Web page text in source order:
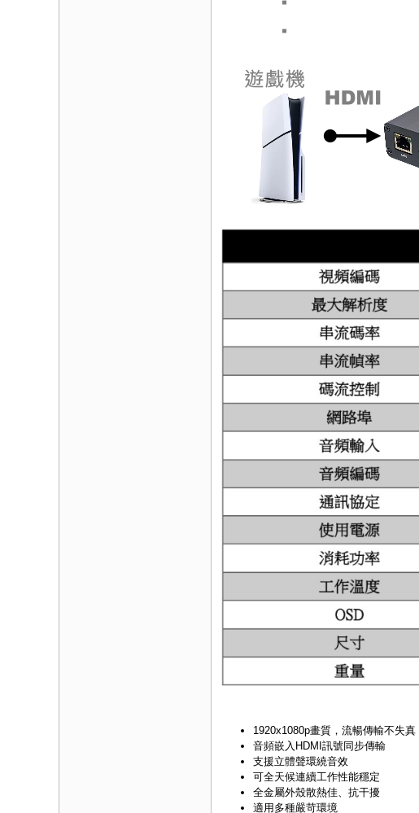
1920x1080p畫質，流暢傳輸不失真
音頻嵌入HDMI訊號同步傳輸
支援立體聲環繞音效
可全天候連續工作性能穩定
全金屬外殼散熱佳、抗干擾
適用多種嚴苛環境